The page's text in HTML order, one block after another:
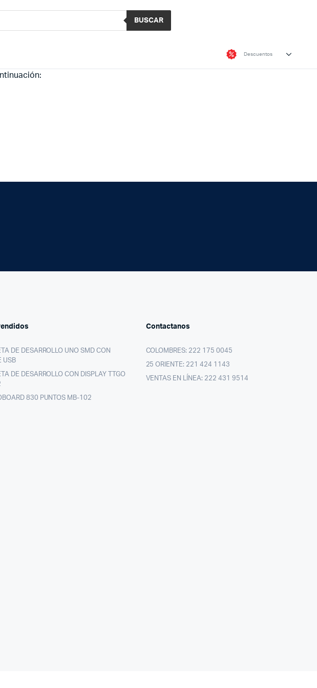
BUSCAR
Descuentos
DE DESARROLLO UNO SMD CON
USB
DE DESARROLLO CON DISPLAY TTGO
830 PUNTOS MB-102
Contactanos
COLOMBRES: 222 175 0045
25 ORIENTE: 221 424 1143
VENTAS EN LÍNEA: 222 431 9514